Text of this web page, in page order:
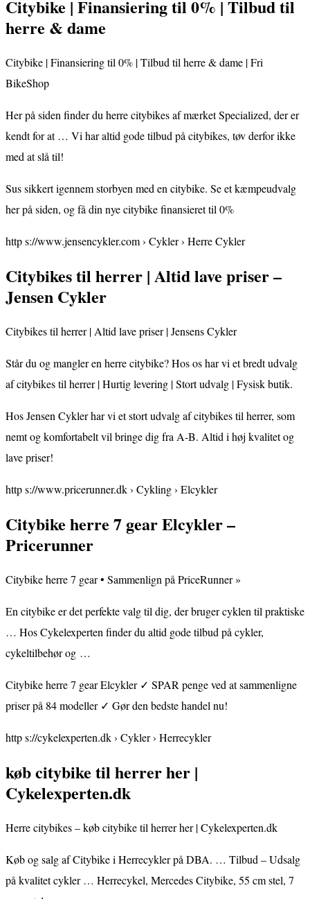
Citybike | Finansiering til 0% | Tilbud til
herre & dame
Citybike | Finansiering til 0% | Tilbud til herre & dame | Fri
BikeShop
Her på siden finder du herre citybikes af mærket Specialized, der er
kendt for at … Vi har altid gode tilbud på citybikes, tøv derfor ikke
med at slå til!
Sus sikkert igennem storbyen med en citybike. Se et kæmpeudvalg
her på siden, og få din nye citybike finansieret til 0%
http s://www.jensencykler.com › Cykler › Herre Cykler
Citybikes til herrer | Altid lave priser –
Jensen Cykler
Citybikes til herrer | Altid lave priser | Jensens Cykler
Står du og mangler en herre citybike? Hos os har vi et bredt udvalg
af citybikes til herrer | Hurtig levering | Stort udvalg | Fysisk butik.
Hos Jensen Cykler har vi et stort udvalg af citybikes til herrer, som
nemt og komfortabelt vil bringe dig fra A-B. Altid i høj kvalitet og
lave priser!
http s://www.pricerunner.dk › Cykling › Elcykler
Citybike herre 7 gear Elcykler –
Pricerunner
Citybike herre 7 gear • Sammenlign på PriceRunner »
En citybike er det perfekte valg til dig, der bruger cyklen til praktiske
… Hos Cykelexperten finder du altid gode tilbud på cykler,
cykeltilbehør og …
Citybike herre 7 gear Elcykler ✓ SPAR penge ved at sammenligne
priser på 84 modeller ✓ Gør den bedste handel nu!
http s://cykelexperten.dk › Cykler › Herrecykler
køb citybike til herrer her |
Cykelexperten.dk
Herre citybikes – køb citybike til herrer her | Cykelexperten.dk
Køb og salg af Citybike i Herrecykler på DBA. … Tilbud – Udsalg
på kvalitet cykler … Herrecykel, Mercedes Citybike, 55 cm stel, 7